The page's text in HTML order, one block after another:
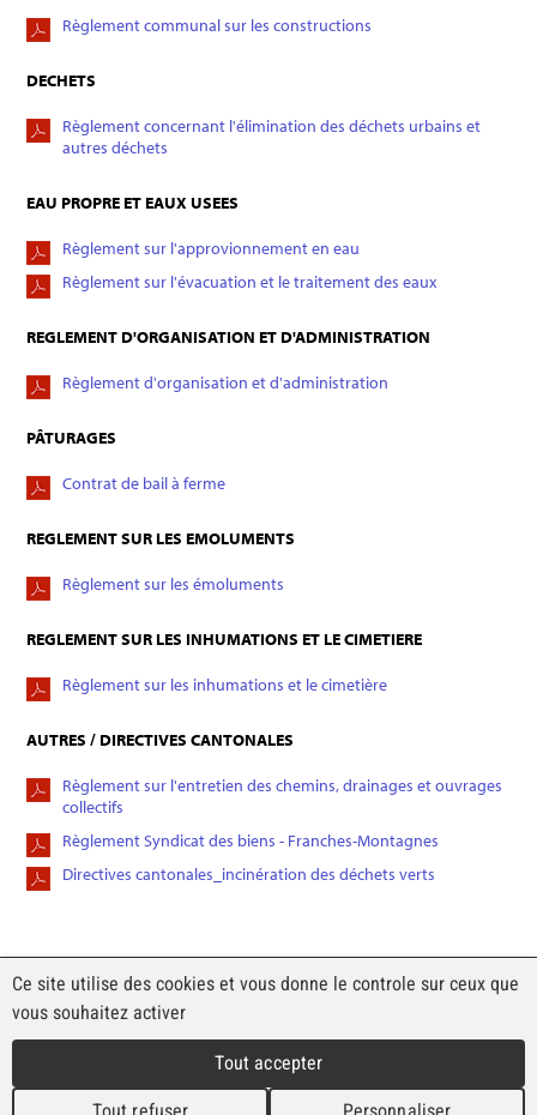
Règlement communal sur les constructions
DECHETS
Règlement concernant l'élimination des déchets urbains et
autres déchets
EAU PROPRE ET EAUX USEES
Règlement sur l'approvionnement en eau
Règlement sur l'évacuation et le traitement des eaux
REGLEMENT D'ORGANISATION ET D'ADMINISTRATION
Règlement d'organisation et d'administration
PÂTURAGES
Contrat de bail à ferme
REGLEMENT SUR LES EMOLUMENTS
Règlement sur les émoluments
REGLEMENT SUR LES INHUMATIONS ET LE CIMETIERE
Règlement sur les inhumations et le cimetière
AUTRES / DIRECTIVES CANTONALES
Règlement sur l'entretien des chemins, drainages et ouvrages
collectifs
Règlement Syndicat des biens - Franches-Montagnes
Directives cantonales_incinération des déchets verts
Route Principale 52
2718 Lajoux
Tél. 032 484 94 27
Ce site utilise des cookies et vous donne le contrôle sur ceux que
vous souhaitez activer
Tout accepter